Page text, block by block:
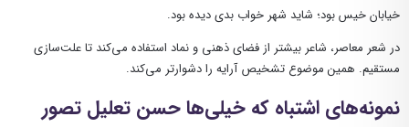
خیابان خیس بود؛ شاید شهر خواب بدی دیده بود.
در شعر معاصر، شاعر بیشتر از فضای ذهنی و نماد استفاده می‌کند تا علت‌سازی
مستقیم. همین موضوع تشخیص آرایه را دشوارتر می‌کند.
نمونه‌های اشتباه که خیلی‌ها حسن تعلیل تصور